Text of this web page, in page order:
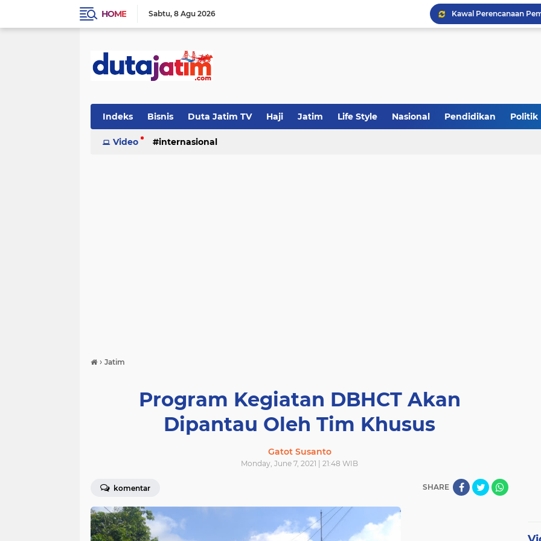
HOME Sabtu 8 Agu 2026
Sinergi Fiskal Moneter:
Indeks Bisnis Duta Jatim TV Haji Jatim Life Style Nasional Pendidikan Politik
Video internasional
› Jatim
Program Kegiatan DBHCT Akan
Dipantau Oleh Tim Khusus
Gatot Susanto
Monday, June 7, 2021 | 21:48 WIB
komentar SHARE